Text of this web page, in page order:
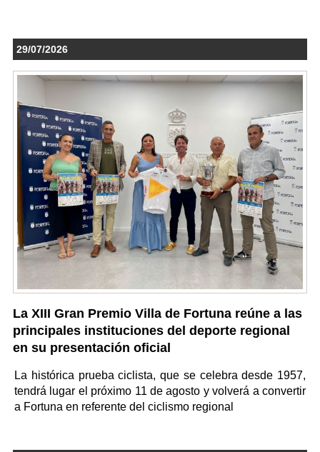
29/07/2026
La XIII Gran Premio Villa de Fortuna reúne a las
principales instituciones del deporte regional
en su presentación oficial
La histórica prueba ciclista, que se celebra desde 1957,
tendrá lugar el próximo 11 de agosto y volverá a convertir
a Fortuna en referente del ciclismo regional